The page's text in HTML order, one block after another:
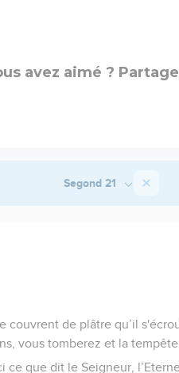
avez aimé ?
Segond 21
couvrent de plâtre qu’il
vous tomberez et la tempête
ce que dit le Seigneur,